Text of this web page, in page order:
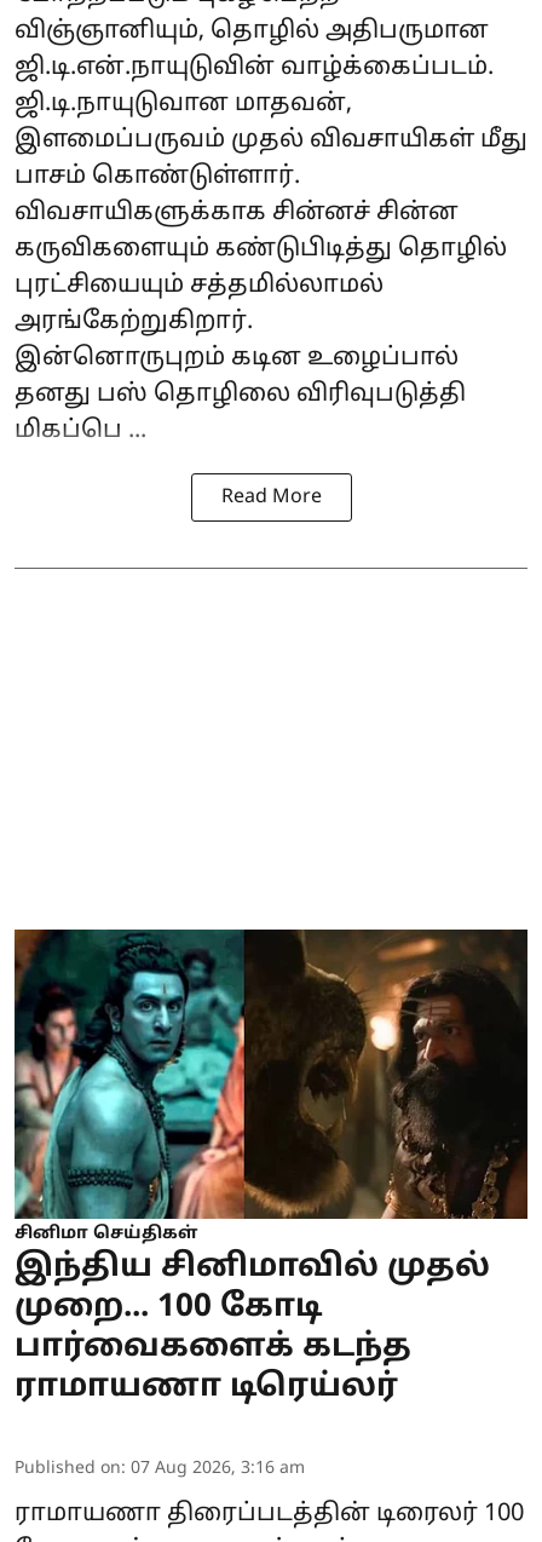
விஞ்ஞானியும், தொழில் அதிபருமான
ஜி.டி.என்.நாயுடுவின் வாழ்க்கைப்படம்.
ஜி.டி.நாயுடுவான மாதவன்,
இளமைப்பருவம் முதல் விவசாயிகள் மீது
பாசம் கொண்டுள்ளார்.
விவசாயிகளுக்காக சின்னச் சின்ன
கருவிகளையும் கண்டுபிடித்து தொழில்
புரட்சியையும் சத்தமில்லாமல்
அரங்கேற்றுகிறார்.
இன்னொருபுறம் கடின உழைப்பால்
தனது பஸ் தொழிலை விரிவுபடுத்தி
மிகப்பெ ...
Read More
சினிமா செய்திகள்
இந்திய சினிமாவில் முதல்
முறை... 100 கோடி
பார்வைகளைக் கடந்த
ராமாயணா டிரெய்லர்
Published on: 07 Aug 2026, 3:16 am
ராமாயணா திரைப்படத்தின் டிரைலர் 100